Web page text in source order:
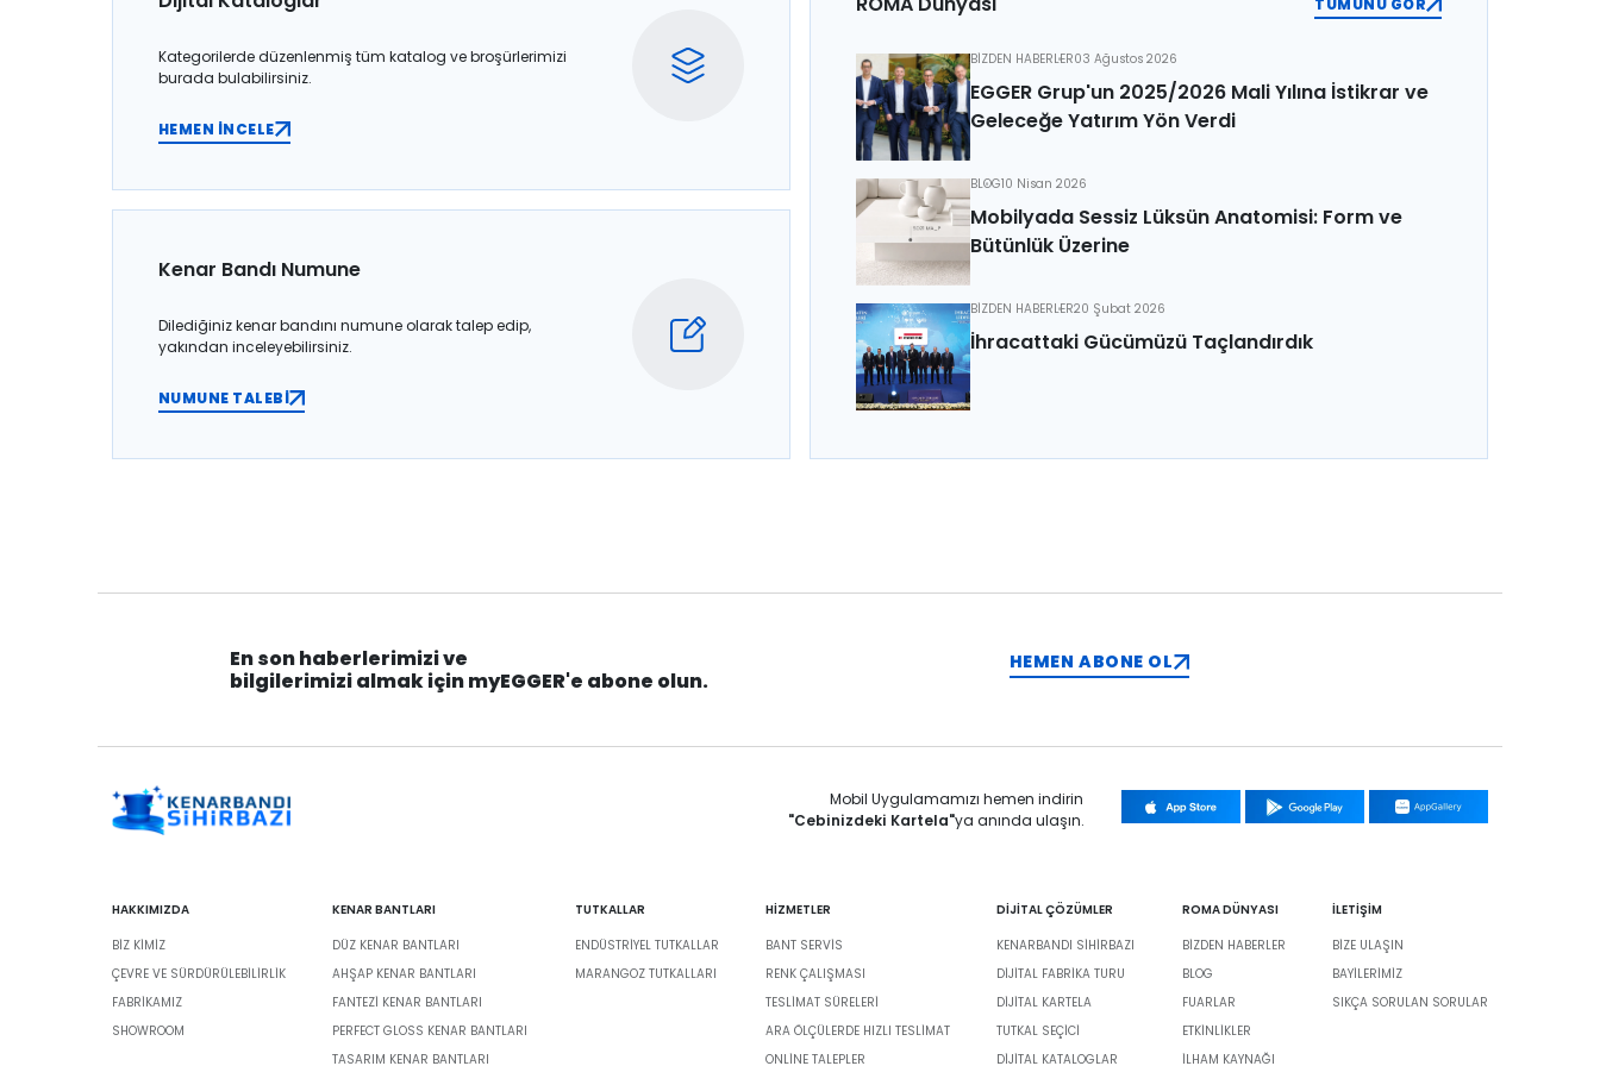
Kategorilerde düzenlenmiş tüm katalog ve broşürlerimizi
burada bulabilirsiniz.
HEMEN İNCELE
Kenar Bandı Numune
Dilediğiniz kenar bandını numune olarak talep edip,
yakından inceleyebilirsiniz.
NUMUNE TALEBİ
BİZDEN HABERLER03 Ağustos 2026
EGGER Grup'un 2025/2026 Mali Yılına İstikrar ve
Geleceğe Yatırım Yön Verdi
BLOG10 Nisan 2026
Mobilyada Sessiz Lüksün Anatomisi: Form ve
Bütünlük Üzerine
BİZDEN HABERLER20 Şubat 2026
İhracattaki Gücümüzü Taçlandırdık
En son haberlerimizi ve
bilgilerimizi almak için myEGGER'e abone olun.
HEMEN ABONE OL
Mobil Uygulamamızı hemen indirin
"Cebinizdeki Kartela"ya anında ulaşın.
HAKKIMIZDA
BIZ KIMIZ
ÇEVRE VE SÜRDÜRÜLEBILIRLIK
FABRİKAMIZ
SHOWROOM
KENAR BANTLARI
DÜZ KENAR BANTLARI
AHŞAP KENAR BANTLARI
FANTEZI KENAR BANTLARI
PERFECT GLOSS KENAR BANTLARI
TASARIM KENAR BANTLARI
TUTKALLAR
ENDÜSTRIYEL TUTKALLAR
MARANGOZ TUTKALLARI
HİZMETLER
BANT SERVIS
RENK ÇALIŞMASI
TESLIMAT SÜRELERI
ARA ÖLÇÜLERDE HIZLI TESLIMAT
ONLINE TALEPLER
DİJİTAL ÇÖZÜMLER
KENARBANDI SİHİRBAZI
DIJITAL FABRIKA TURU
DİJİTAL KARTELA
TUTKAL SEÇİCİ
DIJITAL KATALOGLAR
ROMA DÜNYASI
BIZDEN HABERLER
BLOG
FUARLAR
ETKINLIKLER
İLHAM KAYNAĞI
İLETİŞİM
BIZE ULAŞIN
BAYILERIMIZ
SIKÇA SORULAN SORULAR